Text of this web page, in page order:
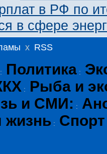
в РФ по
в сфере
x RSS
: Политика :
:
Рыба и
и СМИ: :
жизнь : Спорт